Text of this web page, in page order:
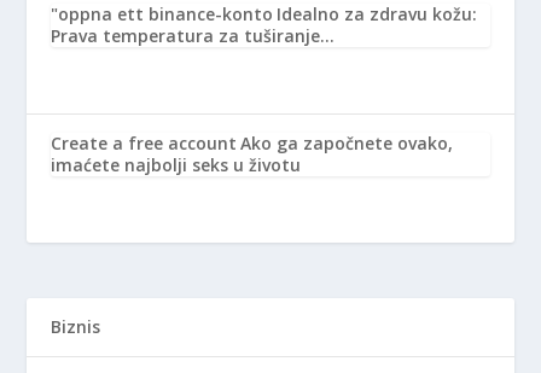
"oppna ett binance-konto Idealno za zdravu kožu:
Prava temperatura za tuširanje…
Create a free account Ako ga započnete ovako,
imaćete najbolji seks u životu
Biznis